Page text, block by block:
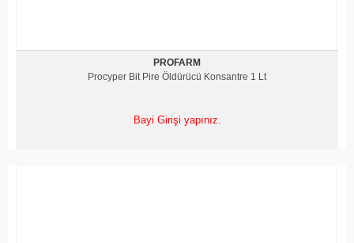
PROFARM
Procyper Bit Pire Öldürücü Konsantre 1 Lt
Bayi Girişi yapınız.